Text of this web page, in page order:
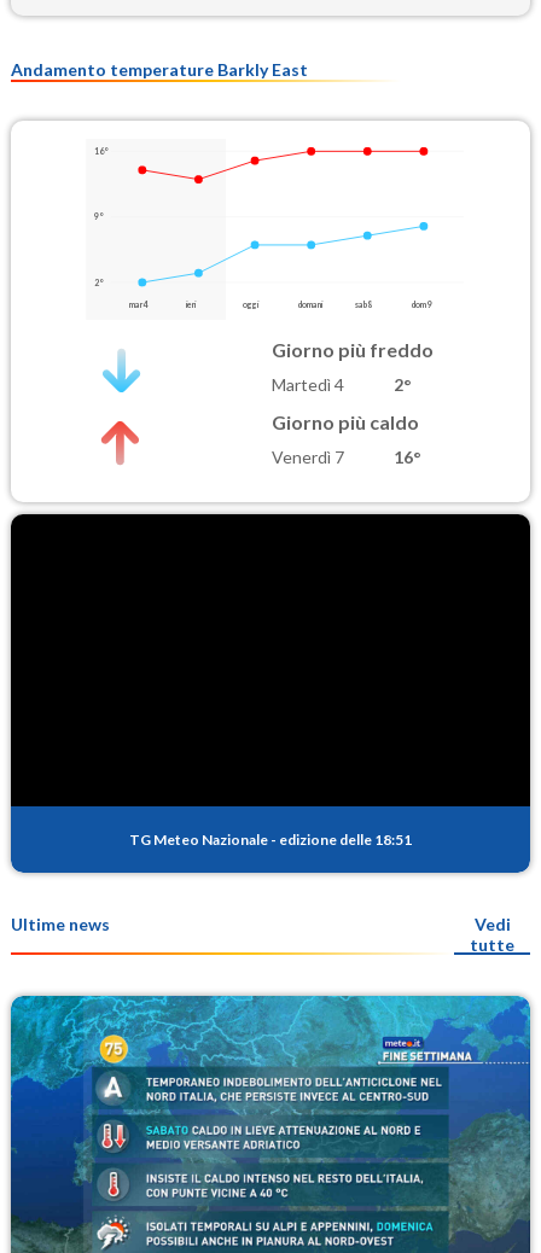
Andamento temperature Barkly East
16°
9°
2°
mar 4 ieri oggi domani sab 8 dom 9
Giorno più freddo
Martedì 4 2°
Giorno più caldo
Venerdì 7 16°
TG Meteo Nazionale - edizione delle 18:51
Ultime news
Vedi
tutte